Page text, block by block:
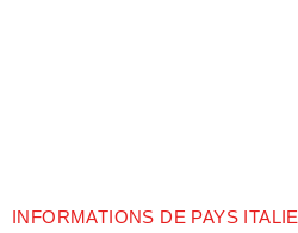
INFORMATIONS DE PAYS ITALIE